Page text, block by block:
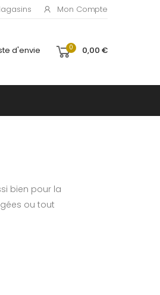
Mon Compte
d'envie 0 0,00 €
bien pour la
ou tout